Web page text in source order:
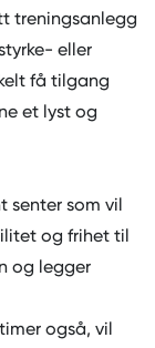
treningsanlegg
eller
få tilgang
et lyst og
senter som vil
og frihet til
og legger
også, vil